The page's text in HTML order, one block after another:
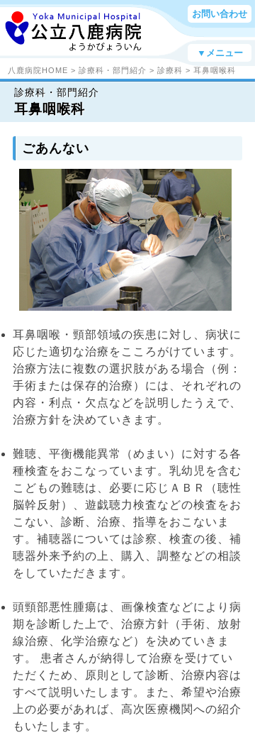
お問い合わせ
▼メニュー
八鹿病院HOME > 診療科・部門紹介 > 診療科 > 耳鼻咽喉科
診療科・部門紹介
耳鼻咽喉科
ごあんない
耳鼻咽喉・頸部領域の疾患に対し、病状に
応じた適切な治療をこころがけています。
治療方法に複数の選択肢がある場合（例：
手術または保存的治療）には、それぞれの
内容・利点・欠点などを説明したうえで、
治療方針を決めていきます。
難聴、平衡機能異常（めまい）に対する各
種検査をおこなっています。乳幼児を含む
こどもの難聴は、必要に応じＡＢＲ（聴性
脳幹反射）、遊戯聴力検査などの検査をお
こない、診断、治療、指導をおこないま
す。補聴器については診察、検査の後、補
聴器外来予約の上、購入、調整などの相談
をしていただきます。
頭頸部悪性腫瘍は、画像検査などにより病
期を診断した上で、治療方針（手術、放射
線治療、化学治療など）を決めていきま
す。 患者さんが納得して治療を受けてい
ただくため、原則として診断、治療内容は
すべて説明いたします。また、希望や治療
上の必要があれば、高次医療機関への紹介
もいたします。